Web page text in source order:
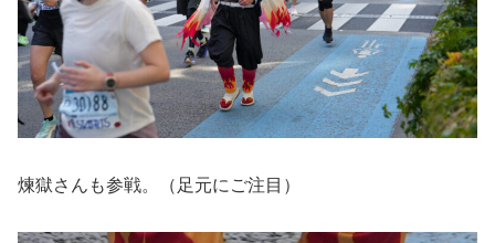
煉獄さんも参戦。（足元にご注目）